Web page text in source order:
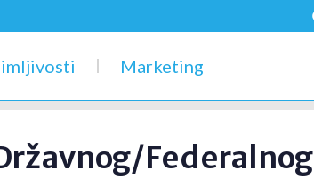
Marketing
Federalnog